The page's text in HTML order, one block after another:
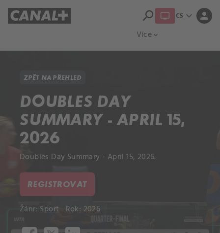
Více expand_more
search CS expand_more person
ZPĚT NA PŘEHLED
DOUBLES DAY
SUMMARY - APRIL 15,
2026
Doubles Day Summary - April 15, 2026.
REGISTROVAT
Žánr:Sport Rok: 2026